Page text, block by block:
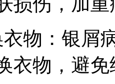
物：银屑
衣物，避